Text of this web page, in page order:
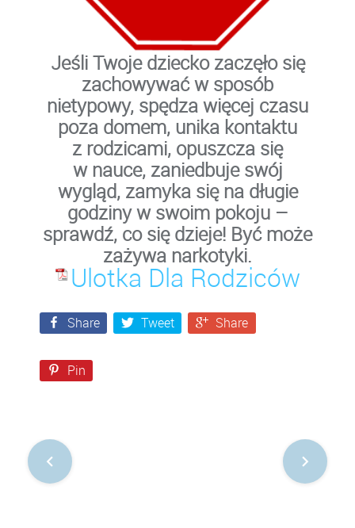
Jeśli Twoje dziecko zaczęło się
zachowywać w sposób
nietypowy, spędza więcej czasu
poza domem, unika kontaktu
z rodzicami, opuszcza się
w nauce, zaniedbuje swój
wygląd, zamyka się na długie
godziny w swoim pokoju –
sprawdź, co się dzieje! Być może
zażywa narkotyki.
Ulotka Dla Rodziców
Share Tweet Share
Pin
Nawigacja